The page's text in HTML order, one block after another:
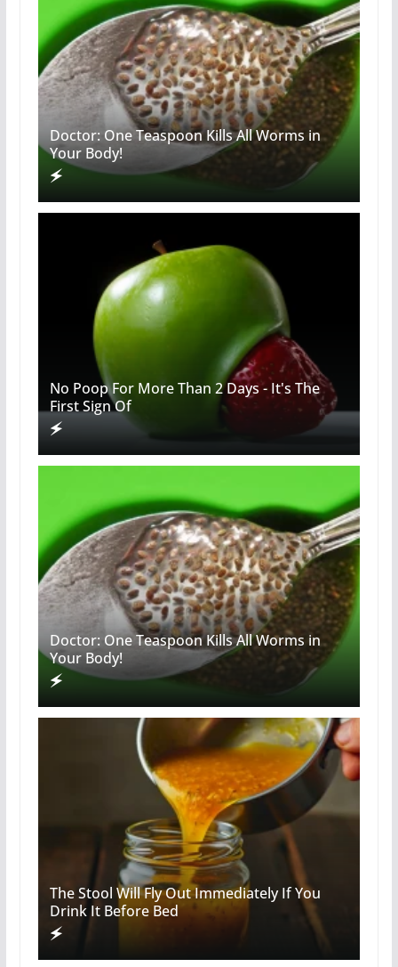
Doctor: One Teaspoon Kills All Worms in
Your Body!
No Poop For More Than 2 Days - It's The
First Sign Of
Doctor: One Teaspoon Kills All Worms in
Your Body!
The Stool Will Fly Out Immediately If You
Drink It Before Bed